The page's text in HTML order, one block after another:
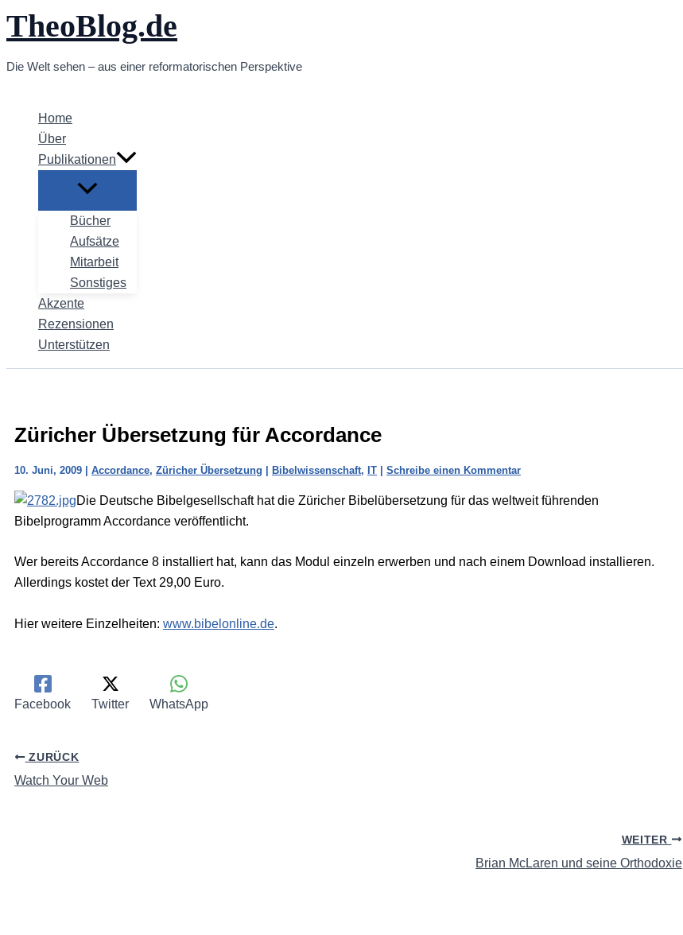
Zum
Inhalt
TheoBlog.de
Die Welt sehen – aus einer reformatorischen Perspektive
Home
Über
Publikationen
Bücher
Aufsätze
Mitarbeit
Sonstiges
Akzente
Rezensionen
Unterstützen
Züricher Übersetzung für Accordance
10. Juni, 2009 | Accordance, Züricher Übersetzung | Bibelwissenschaft, IT | Schreibe einen Kommentar
Die Deutsche Bibelgesellschaft hat die Züricher Bibelübersetzung für das weltweit führenden
Bibelprogramm Accordance veröffentlicht.
Wer bereits Accordance 8 installiert hat, kann das Modul einzeln erwerben und nach einem Download installieren.
Allerdings kostet der Text 29,00 Euro.
Hier weitere Einzelheiten: www.bibelonline.de.
Facebook Twitter WhatsApp
ZURÜCK
Watch Your Web
WEITER
Brian McLaren und seine Orthodoxie